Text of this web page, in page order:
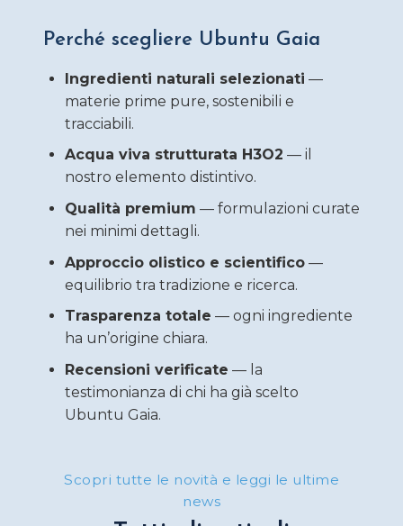
Perché scegliere Ubuntu Gaia
Ingredienti naturali selezionati —
materie prime pure, sostenibili e
tracciabili.
Acqua viva strutturata H3O2 — il
nostro elemento distintivo.
Qualità premium — formulazioni curate
nei minimi dettagli.
Approccio olistico e scientifico —
equilibrio tra tradizione e ricerca.
Trasparenza totale — ogni ingrediente
ha un’origine chiara.
Recensioni verificate — la
testimonianza di chi ha già scelto
Ubuntu Gaia.
Scopri tutte le novità e leggi le ultime
news